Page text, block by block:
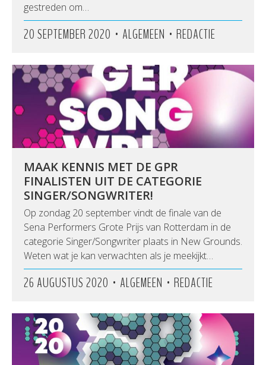
gestreden om…
20 SEPTEMBER 2020 • ALGEMEEN • REDACTIE
MAAK KENNIS MET DE GPR
FINALISTEN UIT DE CATEGORIE
SINGER/SONGWRITER!
Op zondag 20 september vindt de finale van de
Sena Performers Grote Prijs van Rotterdam in de
categorie Singer/Songwriter plaats in New Grounds.
Weten wat je kan verwachten als je meekijkt…
26 AUGUSTUS 2020 • ALGEMEEN • REDACTIE